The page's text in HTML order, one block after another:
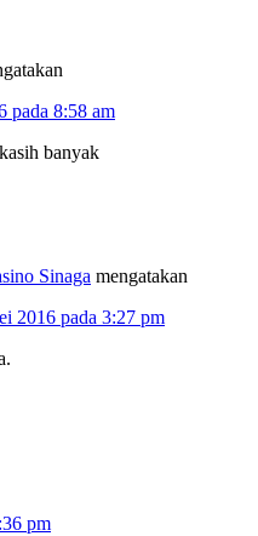
pada 8:58 am
banyak
Sinaga mengatakan
2016 pada 3:27 pm
pm